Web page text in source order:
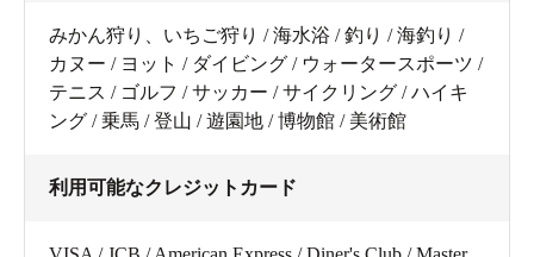
みかん狩り、いちご狩り / 海水浴 / 釣り / 海釣り /
カヌー / ヨット / ダイビング / ウォータースポーツ /
テニス / ゴルフ / サッカー / サイクリング / ハイキ
ング / 乗馬 / 登山 / 遊園地 / 博物館 / 美術館
利用可能なクレジットカード